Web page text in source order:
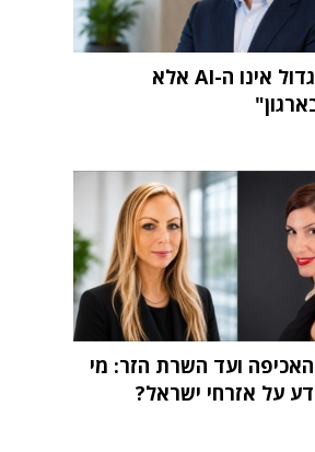
"האתגר הגדול אינו ה-AI אלא
ועד השרת הזר: מי
על אזרחי ישראל?